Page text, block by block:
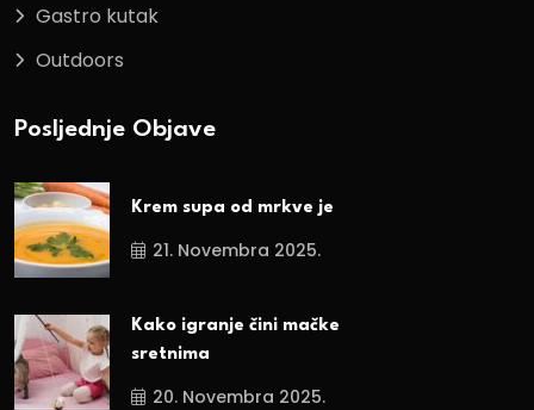
Gastro kutak
Outdoors
Posljednje Objave
Krem supa od mrkve je
21. Novembra 2025.
Kako igranje čini mačke
sretnima
20. Novembra 2025.